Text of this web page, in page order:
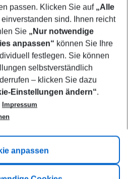
filter
passen. Klicken Sie auf „Alle
sind. Ihnen reicht
Sie „Nur notwendige
anpassen“ können Sie Ihre
festlegen. Sie können
selbstverständlich
– klicken Sie dazu
Einstellungen ändern“.
Impressum
anpassen